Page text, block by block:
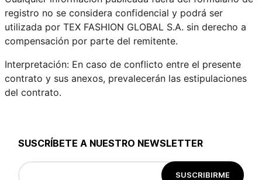
registro no se considera confidencial y podrá ser
utilizada por TEX FASHION GLOBAL S.A. sin derecho a
compensación por parte del remitente.
Interpretación: En caso de conflicto entre el presente
contrato y sus anexos, prevalecerán las estipulaciones
del contrato.
SUSCRÍBETE A NUESTRO NEWSLETTER
SUSCRIBIRME